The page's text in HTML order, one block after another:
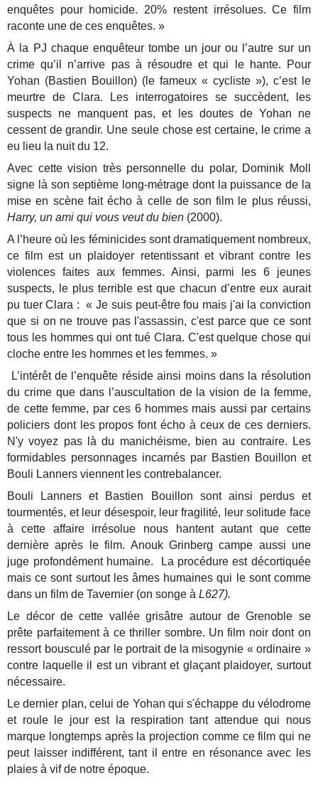
enquêtes pour homicide. 20% restent irrésolues. Ce film
raconte une de ces enquêtes. »
À la PJ chaque enquêteur tombe un jour ou l’autre sur un
crime qu’il n’arrive pas à résoudre et qui le hante. Pour
Yohan (Bastien Bouillon) (le fameux « cycliste »), c’est le
meurtre de Clara. Les interrogatoires se succèdent, les
suspects ne manquent pas, et les doutes de Yohan ne
cessent de grandir. Une seule chose est certaine, le crime a
eu lieu la nuit du 12.
Avec cette vision très personnelle du polar, Dominik Moll
signe là son septième long-métrage dont la puissance de la
mise en scène fait écho à celle de son film le plus réussi,
Harry, un ami qui vous veut du bien (2000).
A l’heure où les féminicides sont dramatiquement nombreux,
ce film est un plaidoyer retentissant et vibrant contre les
violences faites aux femmes. Ainsi, parmi les 6 jeunes
suspects, le plus terrible est que chacun d’entre eux aurait
pu tuer Clara : « Je suis peut-être fou mais j'ai la conviction
que si on ne trouve pas l'assassin, c'est parce que ce sont
tous les hommes qui ont tué Clara. C'est quelque chose qui
cloche entre les hommes et les femmes. »
L’intérêt de l’enquête réside ainsi moins dans la résolution
du crime que dans l’auscultation de la vision de la femme,
de cette femme, par ces 6 hommes mais aussi par certains
policiers dont les propos font écho à ceux de ces derniers.
N'y voyez pas là du manichéisme, bien au contraire. Les
formidables personnages incarnés par Bastien Bouillon et
Bouli Lanners viennent les contrebalancer.
Bouli Lanners et Bastien Bouillon sont ainsi perdus et
tourmentés, et leur désespoir, leur fragilité, leur solitude face
à cette affaire irrésolue nous hantent autant que cette
dernière après le film. Anouk Grinberg campe aussi une
juge profondément humaine.
La procédure est décortiquée
mais ce sont surtout les âmes humaines qui le sont comme
dans un film de Tavernier (on songe à L627).
Le décor de cette vallée grisâtre autour de Grenoble se
prête parfaitement à ce thriller sombre. Un film noir dont on
ressort bousculé par le portrait de la misogynie « ordinaire »
contre laquelle il est un vibrant et glaçant plaidoyer, surtout
nécessaire.
Le dernier plan, celui de Yohan qui s'échappe du vélodrome
et roule le jour est la respiration tant attendue qui nous
marque longtemps après la projection comme ce film qui ne
peut laisser indifférent, tant il entre en résonance avec les
plaies à vif de notre époque.